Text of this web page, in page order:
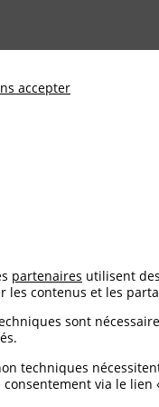
de
non
accepter
partenaires utilisent
les contenus et les
sont
techniques
via le lien